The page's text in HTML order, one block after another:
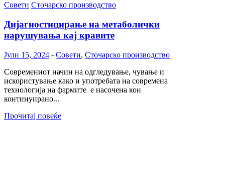
Совети Сточарско производство
Дијагностицирање на метаболички
нарушувања кај кравите
Јули 15, 2024 - Совети, Сточарско производство
Современиот начин на одгледување, чување и
искористување како и употребата на современа
технологија на фармите е насочена кон
континуирано...
Прочитај повеќе